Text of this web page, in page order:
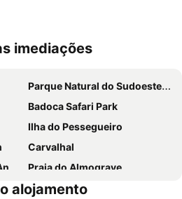
imediações
Parque Natural do Sudoeste Alentejano e Costa Vicentina
Badoca Safari Park
Ilha do Pessegueiro
Carvalhal
Praia do Almograve
Costa de Santo André Beach
alojamento